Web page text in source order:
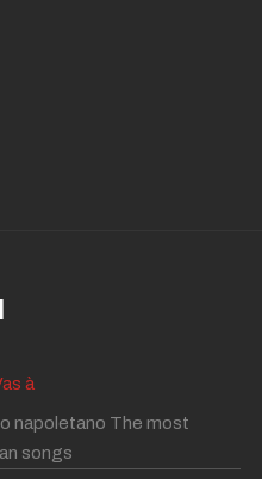
à
napoletano The most
songs